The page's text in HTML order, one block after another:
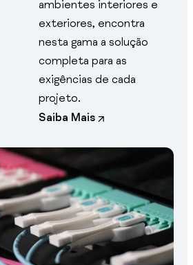
ambientes interiores e
exteriores, encontra
nesta gama a solução
completa para as
exigências de cada
projeto.
Saiba Mais